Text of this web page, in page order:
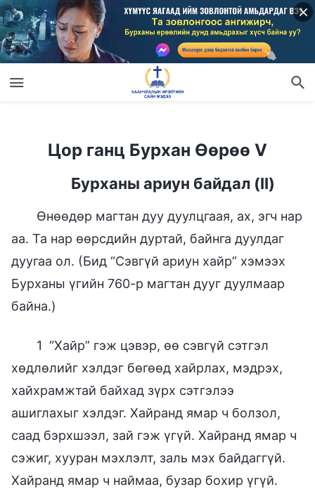
Цор ганц Бурхан Өөрөө V
Бурханы ариун байдал (II)
Өнөөдөр магтан дуу дуулцгаая, ах, эгч нар
аа. Та нар өөрсдийн дуртай, байнга дуулдаг
дуугаа ол. (Бид “Сэвгүй ариун хайр” хэмээх
Бурханы үгийн 760-р магтан дууг дуулмаар
байна.)
1 “Хайр” гэж цэвэр, өө сэвгүй сэтгэл
хөдлөлийг хэлдэг бөгөөд хайрлах, мэдрэх,
хайхрамжтай байхад зүрх сэтгэлээ
ашиглахыг хэлдэг. Хайранд ямар ч болзол,
саад бэрхшээл, зай гэж үгүй. Хайранд ямар ч
сэжиг, хууран мэхлэлт, заль мэх байдаггүй.
Хайранд ямар ч наймаа, бузар бохир үгүй.